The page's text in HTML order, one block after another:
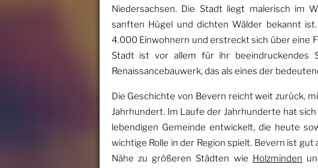
Niedersachsen. Die Stadt liegt malerisch im
sanften Hügel und dichten Wälder bekannt
4.000 Einwohnern und erstreckt sich über eine
Stadt ist vor allem für ihr beeindruckendes
Renaissancebauwerk, das als eines der
Die Geschichte von Bevern reicht weit zurück,
Jahrhundert. Im Laufe der Jahrhunderte hat
lebendigen Gemeinde entwickelt, die heute
wichtige Rolle in der Region spielt. Bevern ist
Nähe zu größeren Städten wie Holzminden